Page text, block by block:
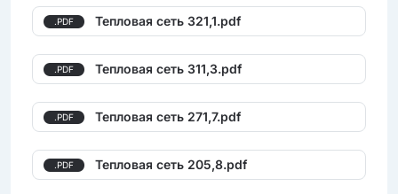
.PDF Тепловая сеть 321,1.pdf
.PDF Тепловая сеть 311,3.pdf
.PDF Тепловая сеть 271,7.pdf
.PDF Тепловая сеть 205,8.pdf